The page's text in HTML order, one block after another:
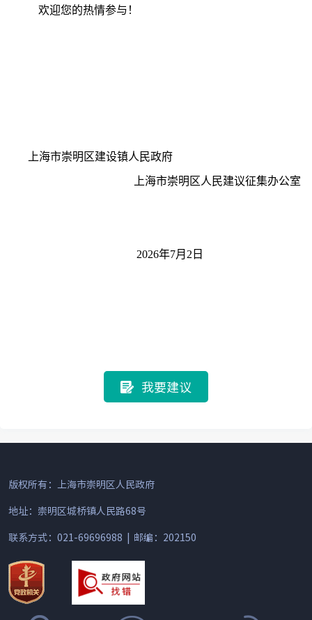
欢迎您的热情参与！
上海市崇明区建设镇人民政府
上海市崇明区人民建议征集办公室
2026年7月2 日
我要建议
版权所有：上海市崇明区人民政府
地址：崇明区城桥镇人民路68号
联系方式：021-69696988 | 邮编：202150